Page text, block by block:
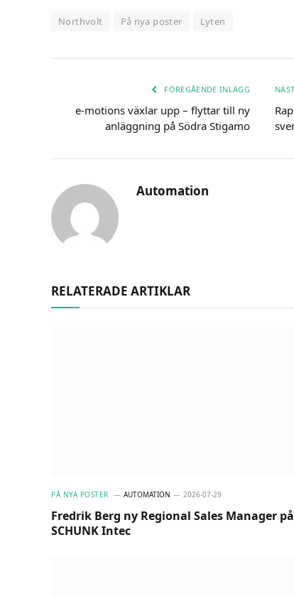
Northvolt På nya poster Lyten
FÖREGÅENDE INLÄGG
e-motions växlar upp – flyttar till ny
anläggning på Södra Stigamo
Automation
RELATERADE ARTIKLAR
PÅ NYA POSTER AUTOMATION 2026-07-29
Fredrik Berg ny Regional Sales Manager på
SCHUNK Intec